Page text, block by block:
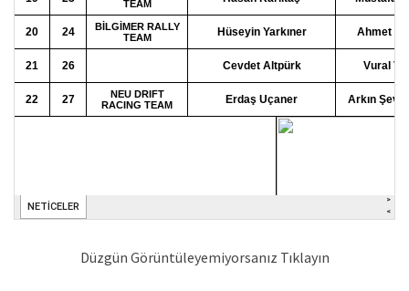
Düzgün Görüntüleyemiyorsanız Tıklayın